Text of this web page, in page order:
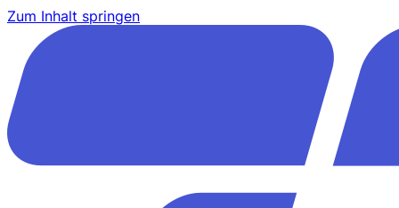
Zum Inhalt springen